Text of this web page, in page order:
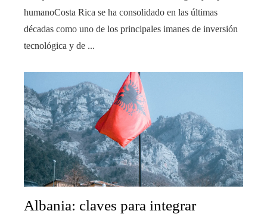
humanoCosta Rica se ha consolidado en las últimas
décadas como uno de los principales imanes de inversión
tecnológica y de ...
Albania: claves para integrar